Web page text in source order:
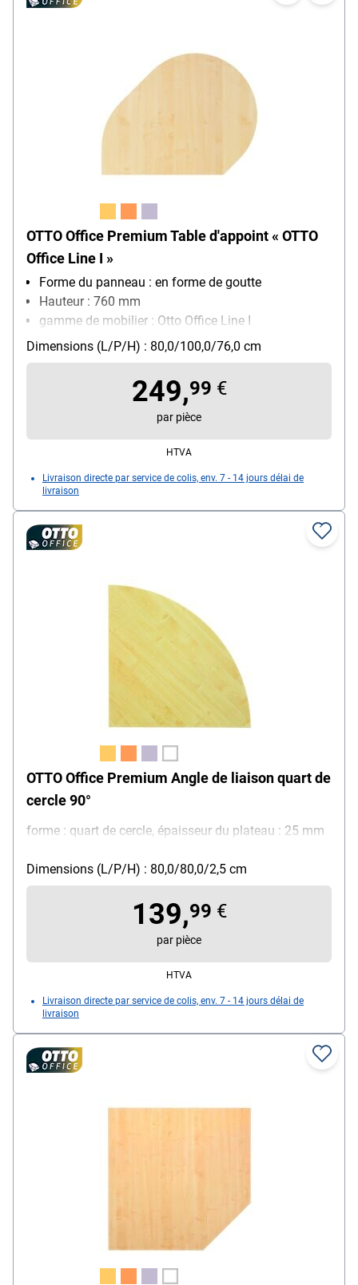
OTTO Office Premium Table d'appoint « OTTO
Office Line I »
Forme du panneau : en forme de goutte
Hauteur : 760 mm
gamme de mobilier : Otto Office Line I
Dimensions (L/P/H) : 80,0/100,0/76,0 cm
249,99 €
par pièce
HTVA
Livraison directe par service de colis, env. 7 - 14 jours délai de
livraison
OTTO Office Premium Angle de liaison quart de
cercle 90°
forme : quart de cercle, épaisseur du plateau : 25 mm
Dimensions (L/P/H) : 80,0/80,0/2,5 cm
139,99 €
par pièce
HTVA
Livraison directe par service de colis, env. 7 - 14 jours délai de
livraison